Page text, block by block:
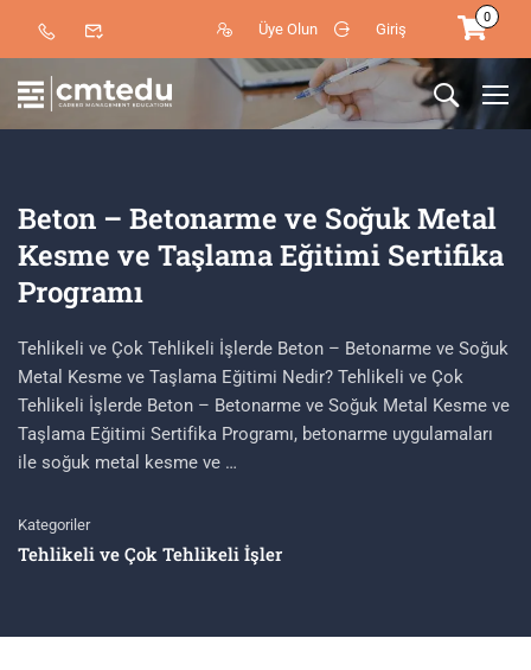
Üye Olun Giriş
0
Beton – Betonarme ve Soğuk Metal
Kesme ve Taşlama Eğitimi Sertifika
Programı
Tehlikeli ve Çok Tehlikeli İşlerde Beton – Betonarme ve Soğuk
Metal Kesme ve Taşlama Eğitimi Nedir? Tehlikeli ve Çok
Tehlikeli İşlerde Beton – Betonarme ve Soğuk Metal Kesme ve
Taşlama Eğitimi Sertifika Programı, betonarme uygulamaları
ile soğuk metal kesme ve …
Kategoriler
Tehlikeli ve Çok Tehlikeli İşler